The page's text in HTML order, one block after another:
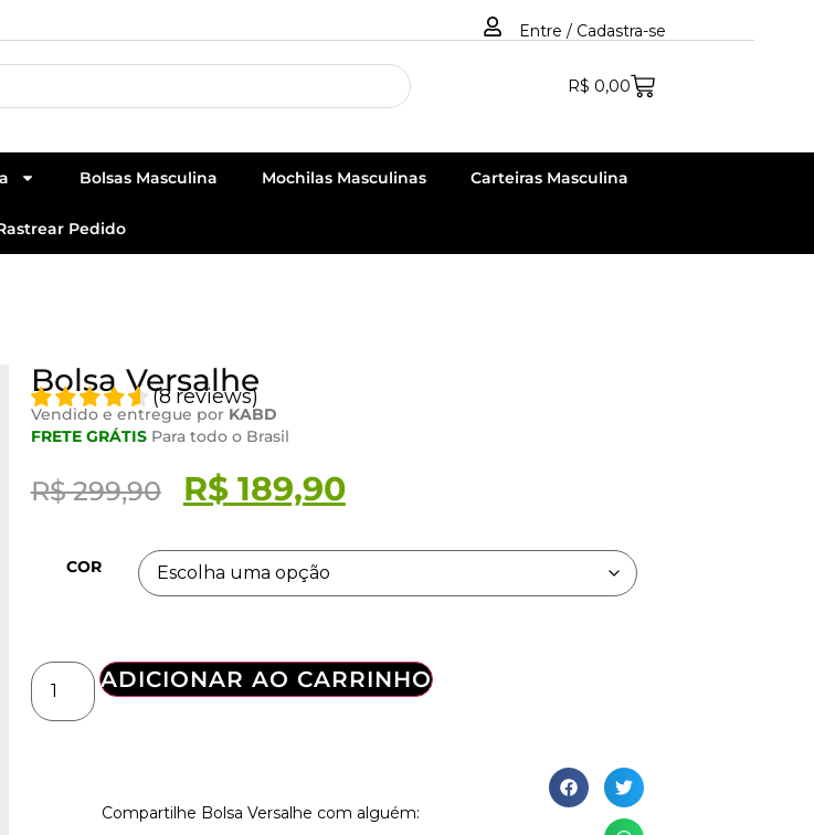
Entre / Cadastra-se
R$ 0,00
Bolsas Masculina Mochilas Masculinas Carteiras Masculina
Pedido
Bolsa Versalhe
(8 reviews)
Vendido e entregue por KABD
FRETE GRÁTISPara todo o Brasil
R$299,90 R$189,90
COR
ADICIONAR AO CARRINHO
Compartilhe Bolsa Versalhe com alguém: